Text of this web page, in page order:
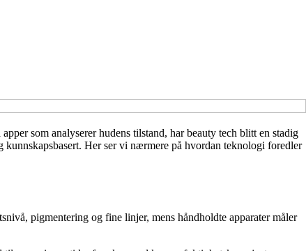
som analyserer hudens tilstand, har beauty tech blitt en stadig
Her ser vi nærmere på hvordan teknologi foredler
pigmentering og fine linjer, mens håndholdte apparater måler